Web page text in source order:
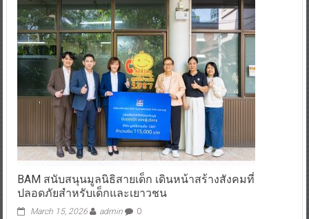
BAM สนับสนุนมูลนิธิสายเด็ก เดินหน้าสร้างสังคมที่
ปลอดภัยสำหรับเด็กและเยาวชน
March 15, 2026 admin 0